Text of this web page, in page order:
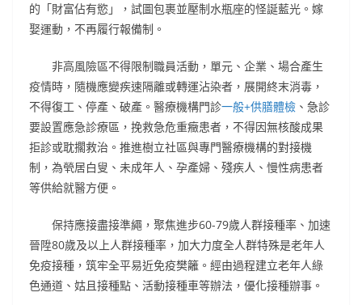
的「財富佔有慾」，試圖包裹並壓制水瓶座的怪誕藍光。嫁
娶運動，不再履行報備制。
非高風險區不得限制職員活動，單元、企業、場合產生
疫情時，隨機應變疾速隔離或轉運沾染者，展開終末消毒，
不得復工、停產、破產。醫療機構門診一般+供膳體檢 、急診
要設置應急診療區，挽救急危重癥患者，不得因無核酸成果
拒診或耽擱救治。推進樹立社區與專門醫療機構的對接機
制，為煢居白叟、未成年人、孕產婦、殘疾人、慢性病患者
等供給就醫方便。
保持應接盡接準繩，聚焦進步60-79歲人群接種率、加速
晉陞80歲及以上人群接種率，加大力度全人群特殊是老年人
免疫接種，筑牢全平易近免疫樊籬。經由過程建立老年人綠
色通道、姑且接種點、活動接種車等辦法，優化接種辦事。